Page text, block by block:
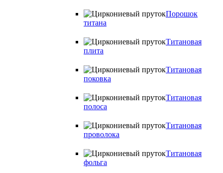
Порошок
титана
Титановая
плита
Титановая
поковка
Титановая
полоса
Титановая
проволока
Титановая
фольга